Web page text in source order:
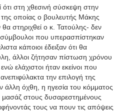
ότι στη χθεσινή σύσκεψη στην
της οποίας ο βουλευτής Μάκης
θα στηριχθεί ο κ. Τατούλης- δεν
σύμβουλοι που υπερασπίστηκαν
κάποιοι έδειξαν ότι θα
άλλοι ζήτησαν πίστωση χρόνου
ελάχιστοι ήταν εκείνοι που
την επιλογή της
άλλη όχθη, η ηγεσία του κόμματος
μασάζ στους δυσαρεστημένους
τους να πουν τις απόψεις